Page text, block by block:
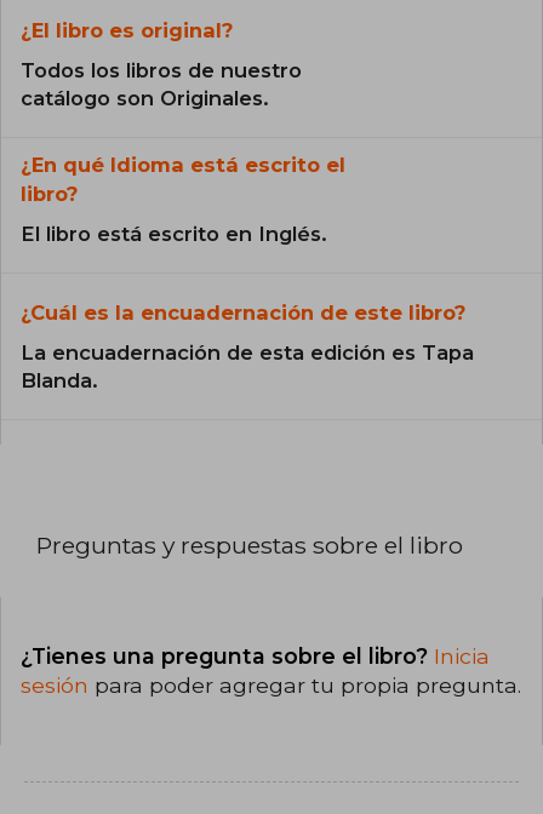
¿El libro es original?
Todos los libros de nuestro
catálogo son Originales.
¿En qué Idioma está escrito el
libro?
El libro está escrito en Inglés.
¿Cuál es la encuadernación de este libro?
La encuadernación de esta edición es Tapa
Blanda.
Preguntas y respuestas sobre el libro
¿Tienes una pregunta sobre el libro? Inicia
sesión para poder agregar tu propia pregunta.